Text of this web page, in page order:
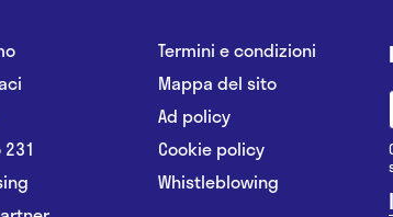
Termini e condizioni
Mappa del sito
Ad policy
Cookie policy
Whistleblowing